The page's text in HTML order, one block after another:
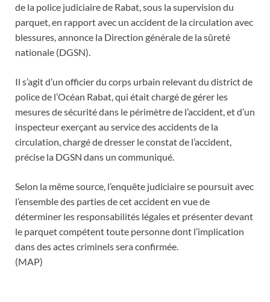
de la police judiciaire de Rabat, sous la supervision du
parquet, en rapport avec un accident de la circulation avec
blessures, annonce la Direction générale de la sûreté
nationale (DGSN).
Il s’agit d’un officier du corps urbain relevant du district de
police de l’Océan Rabat, qui était chargé de gérer les
mesures de sécurité dans le périmètre de l’accident, et d’un
inspecteur exerçant au service des accidents de la
circulation, chargé de dresser le constat de l’accident,
précise la DGSN dans un communiqué.
Selon la même source, l’enquête judiciaire se poursuit avec
l’ensemble des parties de cet accident en vue de
déterminer les responsabilités légales et présenter devant
le parquet compétent toute personne dont l’implication
dans des actes criminels sera confirmée.
(MAP)